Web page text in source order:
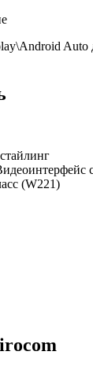
Auto
(W221)